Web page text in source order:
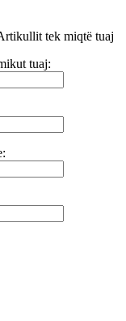
tek miqtë tuaj
tuaj: